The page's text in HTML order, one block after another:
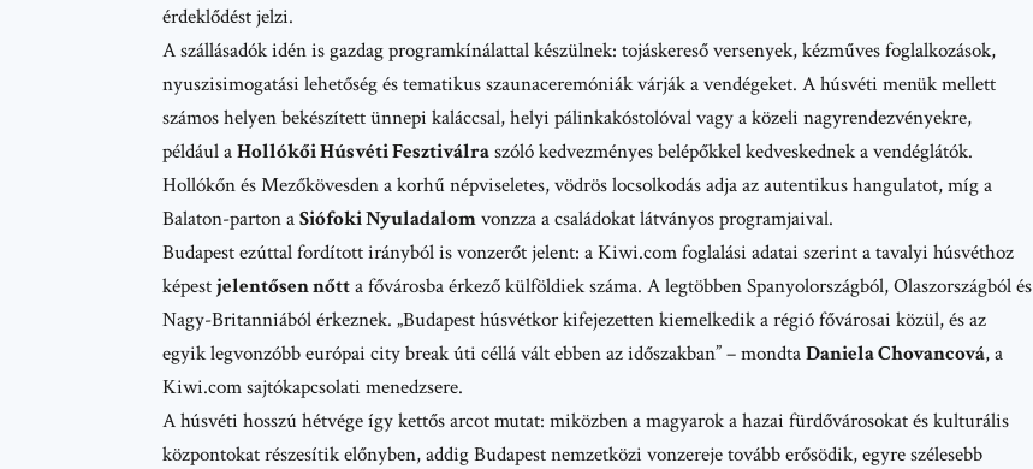
érdeklődést jelzi.
A szállásadók idén is gazdag programkínálattal készülnek: tojáskereső versenyek, kézműves foglalkozások,
nyuszisimogatási lehetőség és tematikus szaunaceremóniák várják a vendégeket. A húsvéti menük mellett
számos helyen bekészített ünnepi kaláccsal, helyi pálinkakóstolóval vagy a közeli nagyrendezvényekre,
például aHollókői Húsvéti Fesztiválraszóló kedvezményes belépőkkel kedveskednek a vendéglátók.
Hollókőn és Mezőkövesden a korhű népviseletes, vödrös locsolkodás adja az autentikus hangulatot, míg a
Balaton-parton aSiófoki Nyuladalomvonzza a családokat látványos programjaival.
Budapest ezúttal fordított irányból is vonzerőt jelent: aKiwi.comfoglalási adatai szerint a tavalyi húsvéthoz
képestjelentősen nőtta fővárosba érkező külföldiek száma. A legtöbben Spanyolországból, Olaszországból és
Nagy-Britanniából érkeznek. „Budapest húsvétkor kifejezetten kiemelkedik a régió fővárosai közül, és az
egyik legvonzóbb európai city break úti céllá vált ebben az időszakban” – mondtaDaniela Chovancová, a
Kiwi.comsajtókapcsolati menedzsere.
A húsvéti hosszú hétvége így kettős arcot mutat: miközben a magyarok a hazai fürdővárosokat és kulturális
központokat részesítik előnyben, addig Budapest nemzetközi vonzereje tovább erősödik, egyre szélesebb